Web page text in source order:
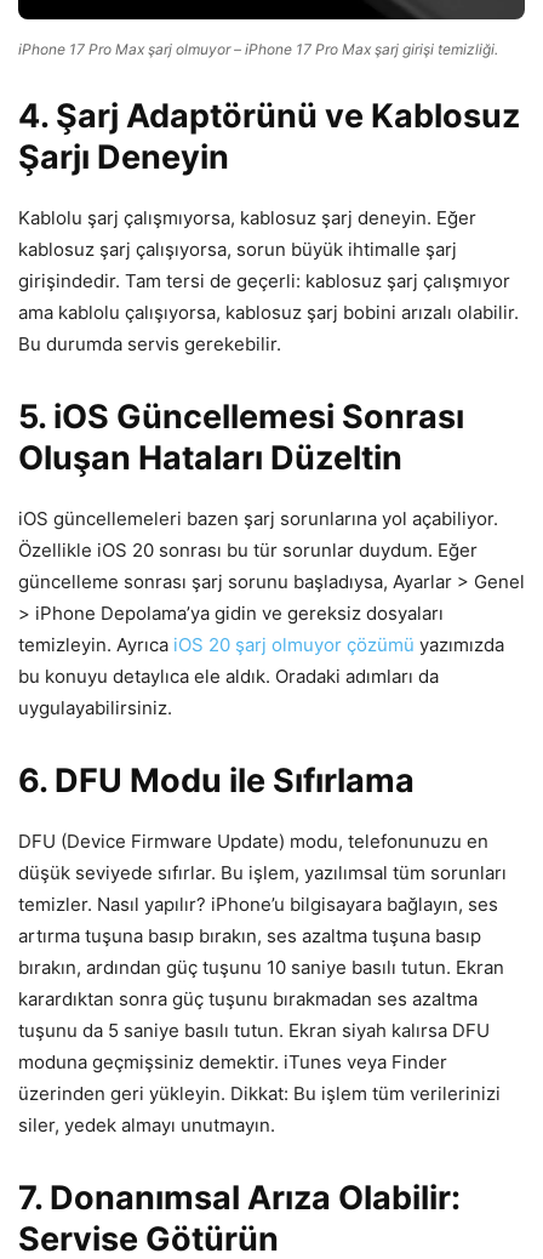
iPhone 17 Pro Max şarj olmuyor – iPhone 17 Pro Max şarj girişi temizliği.
4. Şarj Adaptörünü ve Kablosuz
Şarjı Deneyin
Kablolu şarj çalışmıyorsa, kablosuz şarj deneyin. Eğer
kablosuz şarj çalışıyorsa, sorun büyük ihtimalle şarj
girişindedir. Tam tersi de geçerli: kablosuz şarj çalışmıyor
ama kablolu çalışıyorsa, kablosuz şarj bobini arızalı olabilir.
Bu durumda servis gerekebilir.
5. iOS Güncellemesi Sonrası
Oluşan Hataları Düzeltin
iOS güncellemeleri bazen şarj sorunlarına yol açabiliyor.
Özellikle iOS 20 sonrası bu tür sorunlar duydum. Eğer
güncelleme sonrası şarj sorunu başladıysa, Ayarlar > Genel
> iPhone Depolama’ya gidin ve gereksiz dosyaları
temizleyin. Ayrıca iOS 20 şarj olmuyor çözümü yazımızda
bu konuyu detaylıca ele aldık. Oradaki adımları da
uygulayabilirsiniz.
6. DFU Modu ile Sıfırlama
DFU (Device Firmware Update) modu, telefonunuzu en
düşük seviyede sıfırlar. Bu işlem, yazılımsal tüm sorunları
temizler. Nasıl yapılır? iPhone’u bilgisayara bağlayın, ses
artırma tuşuna basıp bırakın, ses azaltma tuşuna basıp
bırakın, ardından güç tuşunu 10 saniye basılı tutun. Ekran
karardıktan sonra güç tuşunu bırakmadan ses azaltma
tuşunu da 5 saniye basılı tutun. Ekran siyah kalırsa DFU
moduna geçmişsiniz demektir. iTunes veya Finder
üzerinden geri yükleyin. Dikkat: Bu işlem tüm verilerinizi
siler, yedek almayı unutmayın.
7. Donanımsal Arıza Olabilir:
Servise Götürün